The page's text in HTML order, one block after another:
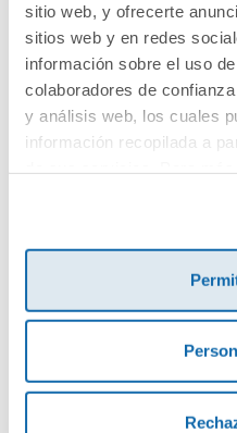
sitio web, y ofrecerte
sitios web y en redes
información sobre el uso
colaboradores de
y análisis web, los cuales
información recopilada a
¡Sé el primero en
Envía tu opinión